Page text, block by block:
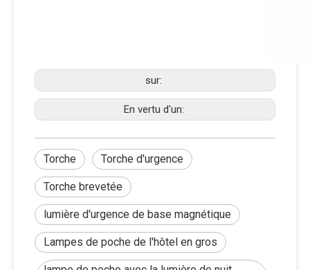
sur:
En vertu d'un:
Torche Torche d'urgence
Torche brevetée
lumière d'urgence de base magnétique
Lampes de poche de l'hôtel en gros